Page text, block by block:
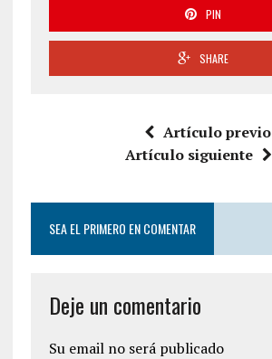
PIN
SHARE
Artículo previo
Artículo siguiente
SEA EL PRIMERO EN COMENTAR
Deje un comentario
Su email no será publicado